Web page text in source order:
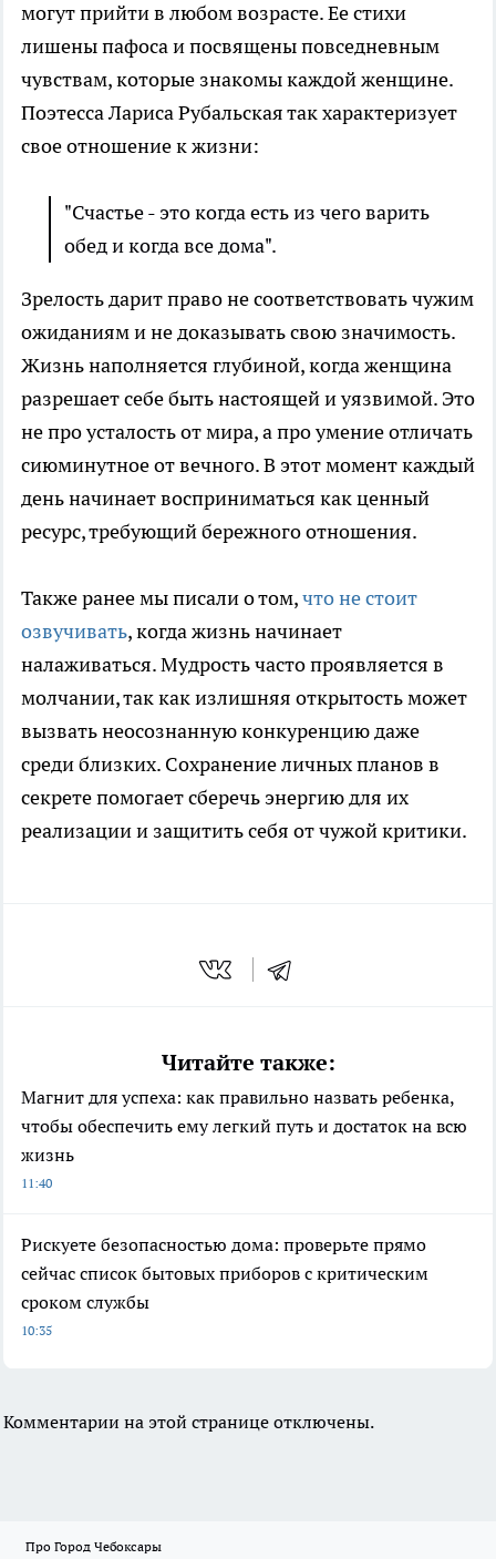
могут прийти в любом возрасте. Ее стихи
лишены пафоса и посвящены повседневным
чувствам, которые знакомы каждой женщине.
Поэтесса Лариса Рубальская так характеризует
свое отношение к жизни:
"Счастье - это когда есть из чего варить
обед и когда все дома".
Зрелость дарит право не соответствовать чужим
ожиданиям и не доказывать свою значимость.
Жизнь наполняется глубиной, когда женщина
разрешает себе быть настоящей и уязвимой. Это
не про усталость от мира, а про умение отличать
сиюминутное от вечного. В этот момент каждый
день начинает восприниматься как ценный
ресурс, требующий бережного отношения.
Также ранее мы писали о том,что не стоит
озвучивать, когда жизнь начинает
налаживаться. Мудрость часто проявляется в
молчании, так как излишняя открытость может
вызвать неосознанную конкуренцию даже
среди близких. Сохранение личных планов в
секрете помогает сберечь энергию для их
реализации и защитить себя от чужой критики.
Читайте также:
Магнит для успеха: как правильно назвать ребенка,
чтобы обеспечить ему легкий путь и достаток на всю
жизнь
11:40
Рискуете безопасностью дома: проверьте прямо
сейчас список бытовых приборов с критическим
сроком службы
10:35
Комментарии на этой странице отключены.
Про Город Чебоксары